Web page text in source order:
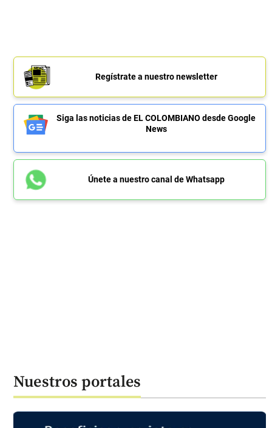
Regístrate a nuestro newsletter
Siga las noticias de EL COLOMBIANO desde Google
News
Únete a nuestro canal de Whatsapp
Nuestros portales